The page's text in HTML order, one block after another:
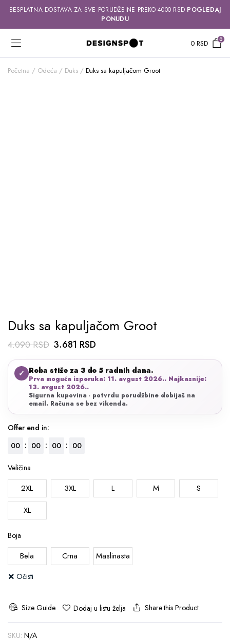
BESPLATNA DOSTAVA ZA SVE PORUDŽBINE PREKO 4000 RSD POGLEDAJ
PONUDU
0RSD 0
Početna Odeća Duks Duks sa kapuljačom Groot
Duks sa kapuljačom Groot
4.090RSD Originalna
cena
je
bila:
4.090 RSD.
3.681 RSDTrenutna
cena
je:
3.681 RSD.
✓ Roba stiže za 3 do 5 radnih dana.
Prva moguća isporuka: 11. avgust 2026.. Najkasnije:
13. avgust 2026..
Sigurna kupovina - potvrdu porudžbine dobijaš na
email. Računa se bez vikenda.
Offer end in:
00 : 00 : 00 : 00
Veličina
2XL 3XL L M
S
XL
Boja
Bela Crna Maslinasta
Očisti
Size Guide Dodaj u listu želja Share this Product
SKU: N/A